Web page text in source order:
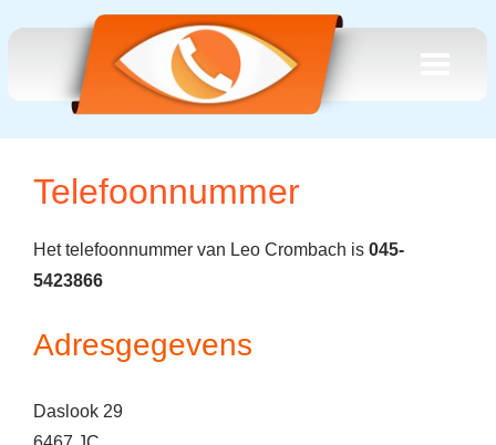
Telefoonnummer
Het telefoonnummer van Leo Crombach is 045-
5423866
Adresgegevens
Daslook 29